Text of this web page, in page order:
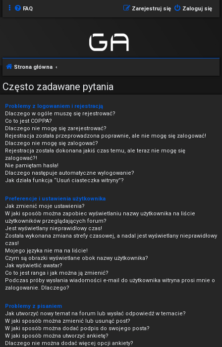
FAQ Zaloguj się
Zarejestruj się
Strona główna
Często zadawane pytania
Problemy z logowaniem i rejestracją
Dlaczego w ogóle muszę się rejestrować?
Co to jest COPPA?
Dlaczego nie mogę się zarejestrować?
Rejestracja została przeprowadzona poprawnie, ale nie mogę się zalogować!
Dlaczego nie mogę się zalogować?
Rejestracja została dokonana jakiś czas temu, ale teraz nie mogę się
zalogować?!
Nie pamiętam hasła!
Dlaczego następuje automatyczne wylogowanie?
Jak działa funkcja “Usuń ciasteczka witryny”?
Preferencje i ustawienia użytkownika
Jak zmienić moje ustawienia?
W jaki sposób można zapobiec wyświetlaniu nazwy użytkownika na liście
użytkowników przeglądających forum?
Jest wyświetlany nieprawidłowy czas!
Została wykonana zmiana strefy czasowej, a nadal jest wyświetlany nieprawidłowy
czas!
Mojego języka nie ma na liście!
Czym są obrazki wyświetlane obok nazwy użytkownika?
Jak wyświetlić awatar?
Co to jest ranga i jak można ją zmienić?
Podczas próby wysłania wiadomości e-mail do użytkownika witryna prosi mnie o
zalogowanie. Dlaczego?
Problemy z pisaniem
Jak utworzyć nowy temat na forum lub wysłać odpowiedź w temacie?
W jaki sposób można zmienić lub usunąć post?
W jaki sposób można dodać podpis do swojego posta?
W jaki sposób można utworzyć ankietę?
Dlaczego nie można dodać więcej opcji ankiety?